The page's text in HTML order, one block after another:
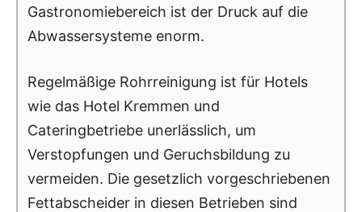
Gastronomiebereich ist der Druck auf die
Abwassersysteme enorm.
Regelmäßige Rohrreinigung ist für Hotels
wie das Hotel Kremmen und
Cateringbetriebe unerlässlich, um
Verstopfungen und Geruchsbildung zu
vermeiden. Die gesetzlich vorgeschriebenen
Fettabscheider in diesen Betrieben sind